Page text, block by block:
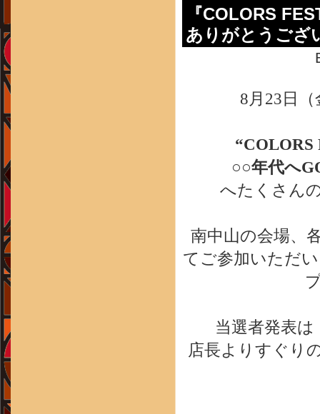
『COLORS
ありがとうござ
8月23日
○○年代へ
へたくさん
南中山の会場、
てご参加いただ
当選者発表
店長よりすぐり